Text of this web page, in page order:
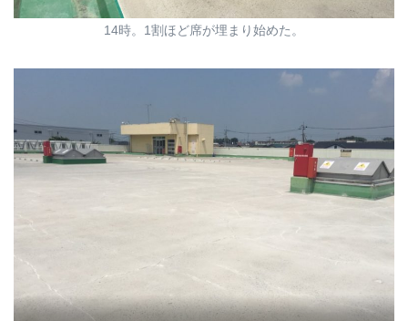
14時。1割ほど席が埋まり始めた。